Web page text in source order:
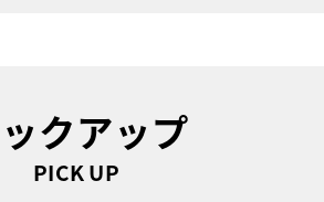
クアップ
PICK UP